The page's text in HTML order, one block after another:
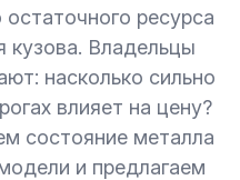
ресурса
кузова. Владельцы
насколько сильно
влияет на цену?
состояние металла
и предлагаем